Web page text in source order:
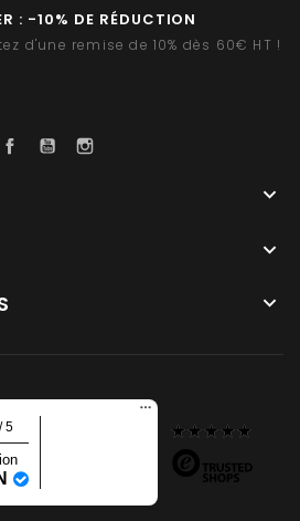
: -10% DE RÉDUCTION
d'une remise de 10% dès 60€ HT !
FacebookYouTube



/ 5